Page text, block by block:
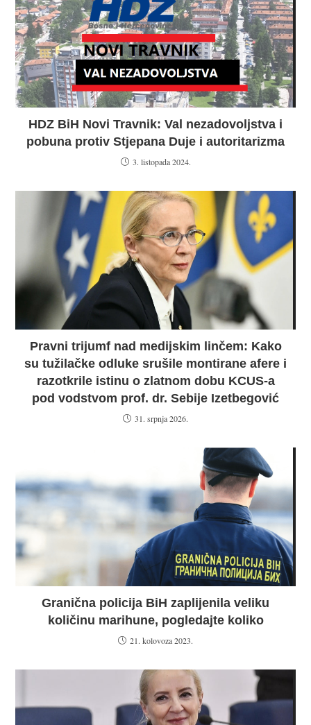
HDZ BiH Novi Travnik: Val nezadovoljstva i
pobuna protiv Stjepana Duje i autoritarizma
3. listopada 2024.
Pravni trijumf nad medijskim linčem: Kako
su tužilačke odluke srušile montirane afere i
razotkrile istinu o zlatnom dobu KCUS-a
pod vodstvom prof. dr. Sebije Izetbegović
31. srpnja 2026.
Granična policija BiH zaplijenila veliku
količinu marihune, pogledajte koliko
21. kolovoza 2023.